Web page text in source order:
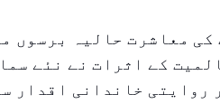
کی معاشرت حالیہ برسوں
کے اثرات نے نئے
روایتی خاندانی اقدار